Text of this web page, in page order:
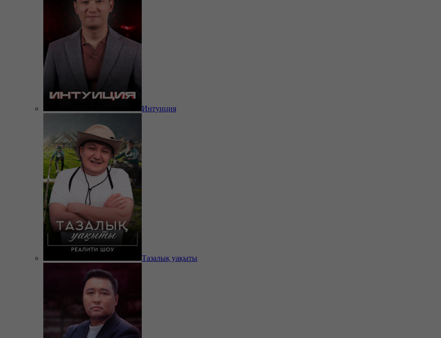
Интуиция
Тазалық уақыты